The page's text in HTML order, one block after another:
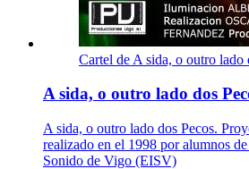
Cartel de A sida, o outro lado
A sida, o outro lado dos
A sida, o outro lado dos Pecos.
realizado en el 1998 por alumnos
Sonido de Vigo (EISV)